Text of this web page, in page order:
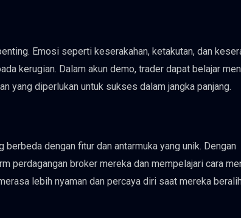
Emosi seperti keserakahan, ketakutan, dan
kerugian. Dalam akun demo, trader dapat belajar
yang diperlukan untuk sukses dalam jangka panjang.
dengan fitur dan antarmuka yang unik. Dengan
perdagangan broker mereka dan mempelajari cara
lebih nyaman dan percaya diri saat mereka